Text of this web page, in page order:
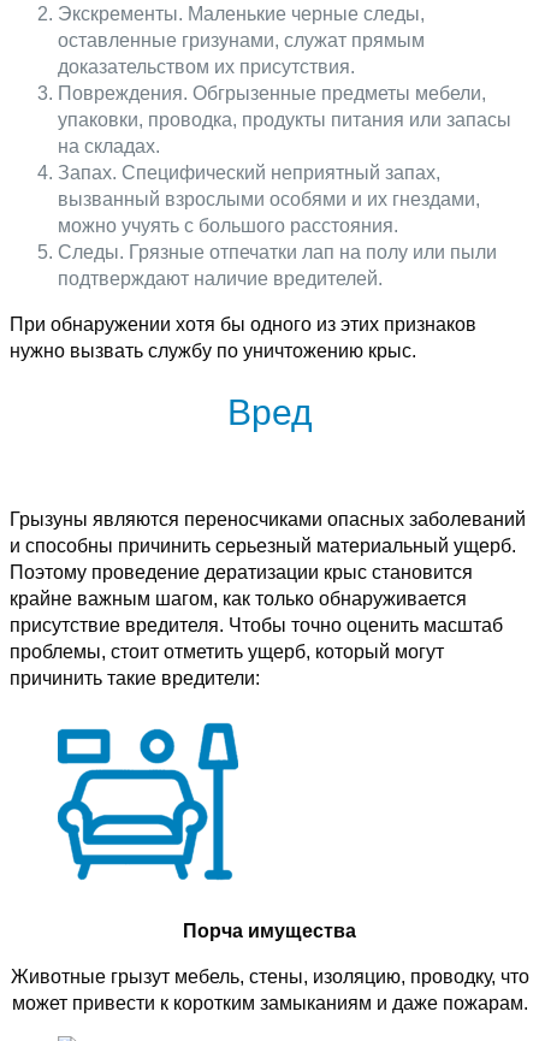
Экскременты. Маленькие черные следы,
оставленные гризунами, служат прямым
доказательством их присутствия.
Повреждения. Обгрызенные предметы мебели,
упаковки, проводка, продукты питания или запасы
на складах.
Запах. Специфический неприятный запах,
вызванный взрослыми особями и их гнездами,
можно учуять с большого расстояния.
Следы. Грязные отпечатки лап на полу или пыли
подтверждают наличие вредителей.
При обнаружении хотя бы одного из этих признаков
нужно вызвать службу по уничтожению крыс.
Вред
Грызуны являются переносчиками опасных заболеваний
и способны причинить серьезный материальный ущерб.
Поэтому проведение дератизации крыс становится
крайне важным шагом, как только обнаруживается
присутствие вредителя. Чтобы точно оценить масштаб
проблемы, стоит отметить ущерб, который могут
причинить такие вредители:
Порча имущества
Животные грызут мебель, стены, изоляцию, проводку, что
может привести к коротким замыканиям и даже пожарам.